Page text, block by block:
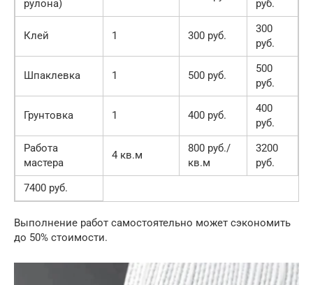
рулона)
руб.
Клей 1 300 руб.
300
руб.
Шпаклевка 1 500 руб.
500
руб.
Грунтовка 1 400 руб.
400
руб.
Работа
мастера
4 кв.м
800 руб./
кв.м
3200
руб.
7400 руб.
Выполнение работ самостоятельно может сэкономить
до 50% стоимости.